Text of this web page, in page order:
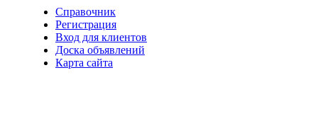
Справочник
Регистрация
Вход для клиентов
Доска объявлений
Карта сайта